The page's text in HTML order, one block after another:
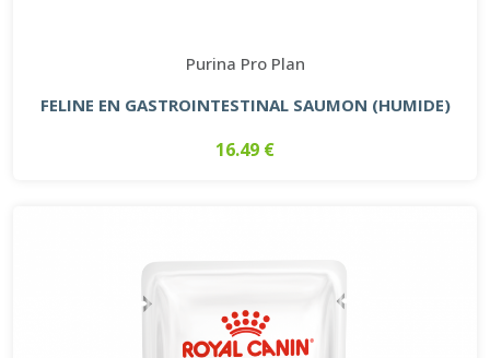
Purina Pro Plan
FELINE EN GASTROINTESTINAL SAUMON (HUMIDE)
16.49 €